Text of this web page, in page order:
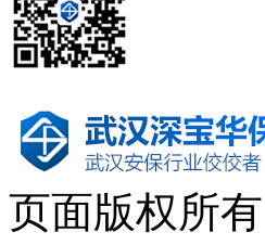
页面版权所